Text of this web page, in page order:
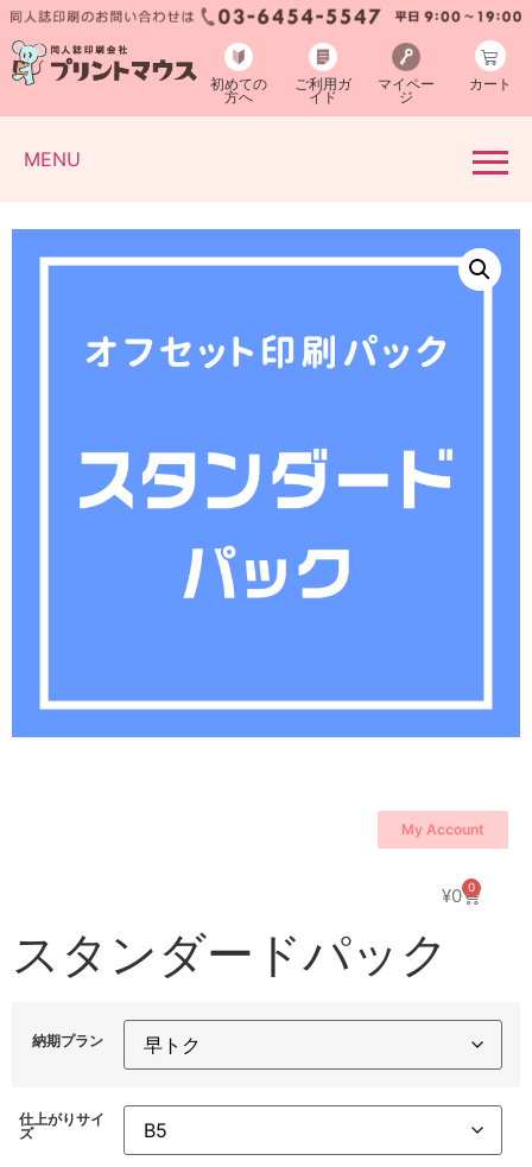
初めての
方へ
ご利用ガ
イド
マイペー
ジ
カート
MENU
My Account
¥0 0
スタンダードパック
納期プラン
仕上がりサイ
ズ